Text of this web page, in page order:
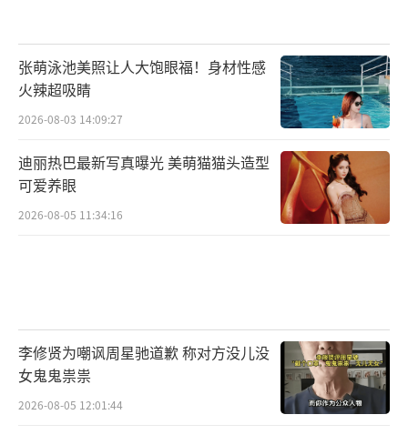
张萌泳池美照让人大饱眼福！身材性感
火辣超吸睛
2026-08-03 14:09:27
迪丽热巴最新写真曝光 美萌猫猫头造型
可爱养眼
2026-08-05 11:34:16
李修贤为嘲讽周星驰道歉 称对方没儿没
女鬼鬼祟祟
2026-08-05 12:01:44